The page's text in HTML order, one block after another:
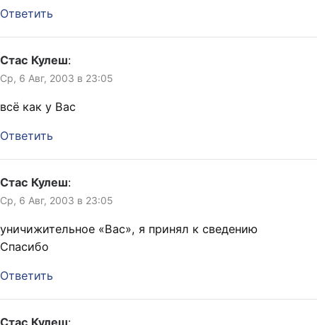
Ответить
Стас Кулеш:
Ср, 6 Авг, 2003 в 23:05
всё как у Вас
Ответить
Стас Кулеш:
Ср, 6 Авг, 2003 в 23:05
уничижительное «Вас», я принял к сведению
Спасибо
Ответить